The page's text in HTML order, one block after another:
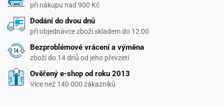
při nákupu nad 900 Kč
Dodání do dvou dnů
při objednávce zboží skladem do 12:00
Bezproblémové vrácení a výměna
zboží do 14 dnů od jeho převzetí
Ověřený e-shop od roku 2013
Více než 140 000 zákazníků